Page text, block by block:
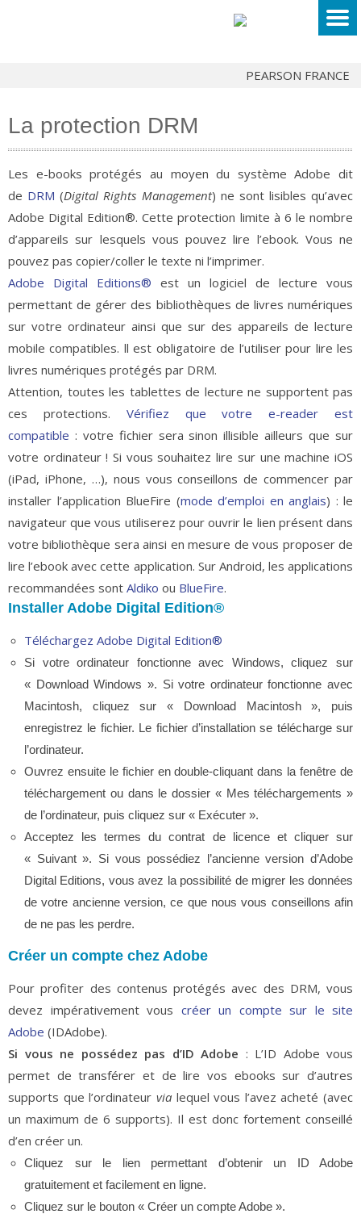
PEARSON FRANCE
La protection DRM
Les e-books protégés au moyen du système Adobe dit
de DRM (Digital Rights Management) ne sont lisibles qu’avec
Adobe Digital Edition®. Cette protection limite à 6 le nombre
d’appareils sur lesquels vous pouvez lire l’ebook. Vous ne
pouvez pas copier/coller le texte ni l’imprimer.
Adobe Digital Editions® est un logiciel de lecture vous
permettant de gérer des bibliothèques de livres numériques
sur votre ordinateur ainsi que sur des appareils de lecture
mobile compatibles. ll est obligatoire de l’utiliser pour lire les
livres numériques protégés par DRM.
Attention, toutes les tablettes de lecture ne supportent pas
ces protections. Vérifiez que votre e-reader est
compatible : votre fichier sera sinon illisible ailleurs que sur
votre ordinateur ! Si vous souhaitez lire sur une machine iOS
(iPad, iPhone, …), nous vous conseillons de commencer par
installer l’application BlueFire (mode d’emploi en anglais) : le
navigateur que vous utiliserez pour ouvrir le lien présent dans
votre bibliothèque sera ainsi en mesure de vous proposer de
lire l’ebook avec cette application. Sur Android, les applications
recommandées sont Aldiko ou BlueFire.
Installer Adobe Digital Edition®
Téléchargez Adobe Digital Edition®
Si votre ordinateur fonctionne avec Windows, cliquez sur
« Download Windows ». Si votre ordinateur fonctionne avec
Macintosh, cliquez sur « Download Macintosh », puis
enregistrez le fichier. Le fichier d’installation se télécharge sur
l’ordinateur.
Ouvrez ensuite le fichier en double-cliquant dans la fenêtre de
téléchargement ou dans le dossier « Mes téléchargements »
de l’ordinateur, puis cliquez sur « Exécuter ».
Acceptez les termes du contrat de licence et cliquer sur
« Suivant ». Si vous possédiez l’ancienne version d’Adobe
Digital Editions, vous avez la possibilité de migrer les données
de votre ancienne version, ce que nous vous conseillons afin
de ne pas les perdre.
Créer un compte chez Adobe
Pour profiter des contenus protégés avec des DRM, vous
devez impérativement vous créer un compte sur le site
Adobe (IDAdobe).
Si vous ne possédez pas d’ID Adobe : L’ID Adobe vous
permet de transférer et de lire vos ebooks sur d’autres
supports que l’ordinateur vialequel vous l’avez acheté (avec
un maximum de 6 supports). Il est donc fortement conseillé
d’en créer un.
Cliquez sur le lien permettant d’obtenir un ID Adobe
gratuitement et facilement en ligne.
Cliquez sur le bouton « Créer un compte Adobe ».